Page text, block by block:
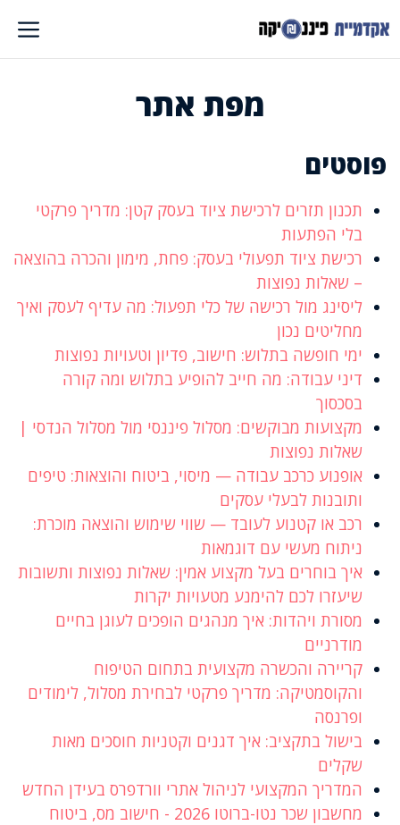
לתוכן
מפת אתר
פוסטים
תכנון תזרים לרכישת ציוד בעסק קטן: מדריך פרקטי
בלי הפתעות
רכישת ציוד תפעולי בעסק: פחת, מימון והכרה בהוצאה
– שאלות נפוצות
ליסינג מול רכישה של כלי תפעול: מה עדיף לעסק ואיך
מחליטים נכון
ימי חופשה בתלוש: חישוב, פדיון וטעויות נפוצות
דיני עבודה: מה חייב להופיע בתלוש ומה קורה
בסכסוך
מקצועות מבוקשים: מסלול פיננסי מול מסלול הנדסי |
שאלות נפוצות
אופנוע כרכב עבודה — מיסוי, ביטוח והוצאות: טיפים
ותובנות לבעלי עסקים
רכב או קטנוע לעובד — שווי שימוש והוצאה מוכרת:
ניתוח מעשי עם דוגמאות
איך בוחרים בעל מקצוע אמין: שאלות נפוצות ותשובות
שיעזרו לכם להימנע מטעויות יקרות
מסורת ויהדות: איך מנהגים הופכים לעוגן בחיים
מודרניים
קריירה והכשרה מקצועית בתחום הטיפוח
והקוסמטיקה: מדריך פרקטי לבחירת מסלול, לימודים
ופרנסה
בישול בתקציב: איך דגנים וקטניות חוסכים מאות
שקלים
המדריך המקצועי לניהול אתרי וורדפרס בעידן החדש
מחשבון שכר נטו-ברוטו 2026 - חישוב מס, ביטוח